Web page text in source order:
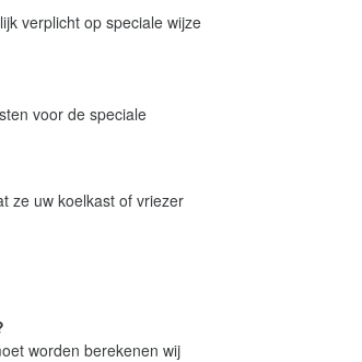
verplicht op speciale wijze
voor de speciale
ze uw koelkast of vriezer
worden berekenen wij